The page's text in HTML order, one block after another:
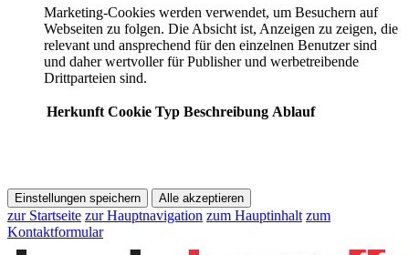
Marketing-Cookies werden verwendet, um Besuchern auf
Webseiten zu folgen. Die Absicht ist, Anzeigen zu zeigen, die
relevant und ansprechend für den einzelnen Benutzer sind
und daher wertvoller für Publisher und werbetreibende
Drittparteien sind.
Herkunft Cookie Typ Beschreibung Ablauf
Einstellungen speichern Alle akzeptieren
zur Startseite zur Hauptnavigation zum Hauptinhalt zum
Kontaktformular